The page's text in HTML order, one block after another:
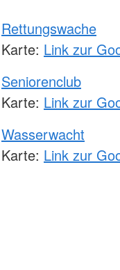
Rettungswache
Karte: Link zur
Seniorenclub
Karte: Link zur
Wasserwacht
Karte: Link zur